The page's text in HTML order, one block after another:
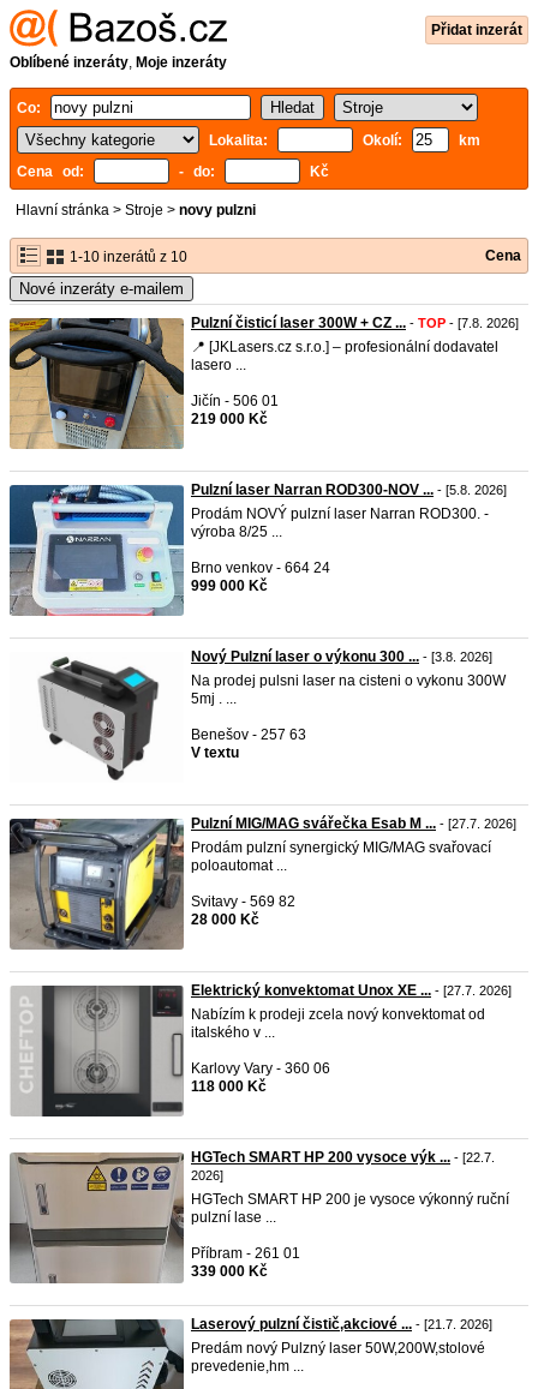
Přidat inzerát
Oblíbené inzeráty, Moje inzeráty
Co:
Lokalita:
Okolí:
km
Cena od:
- do: Kč
Hlavní stránka > Stroje > novy pulzni
1-10 inzerátů z 10 Cena
Nové inzeráty e-mailem
Pulzní čisticí laser 300W + CZ ... - TOP - [7.8. 2026]
📍 [JKLasers.cz s.r.o.] – profesionální dodavatel
lasero ...
Jičín - 506 01
219 000 Kč
Pulzní laser Narran ROD300-NOV ... - [5.8. 2026]
Prodám NOVÝ pulzní laser Narran ROD300. -
výroba 8/25 ...
Brno venkov - 664 24
999 000 Kč
Nový Pulzní laser o výkonu 300 ... - [3.8. 2026]
Na prodej pulsni laser na cisteni o vykonu 300W
5mj . ...
Benešov - 257 63
V textu
Pulzní MIG/MAG svářečka Esab M ... - [27.7. 2026]
Prodám pulzní synergický MIG/MAG svařovací
poloautomat ...
Svitavy - 569 82
28 000 Kč
Elektrický konvektomat Unox XE ... - [27.7. 2026]
Nabízím k prodeji zcela nový konvektomat od
italského v ...
Karlovy Vary - 360 06
118 000 Kč
HGTech SMART HP 200 vysoce výk ... - [22.7.
2026]
HGTech SMART HP 200 je vysoce výkonný ruční
pulzní lase ...
Příbram - 261 01
339 000 Kč
Laserový pulzní čistič,akciové ... - [21.7. 2026]
Predám nový Pulzný laser 50W,200W,stolové
prevedenie,hm ...